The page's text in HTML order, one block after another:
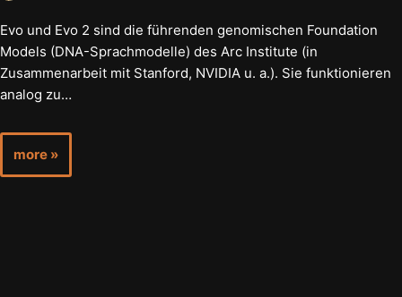
Evo und Evo 2 sind die führenden genomischen Foundation
Models (DNA-Sprachmodelle) des Arc Institute (in
Zusammenarbeit mit Stanford, NVIDIA u. a.). Sie funktionieren
analog zu…
more »